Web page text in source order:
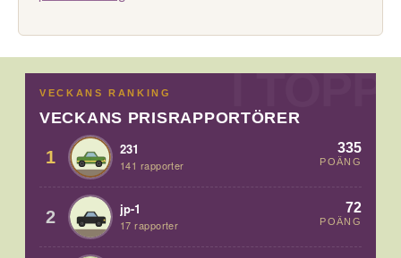
VECKANS RANKING
VECKANS PRISRAPPORTÖRER
1 231
141 rapporter
335
POÄNG
2 jp-1
17 rapporter
72
POÄNG